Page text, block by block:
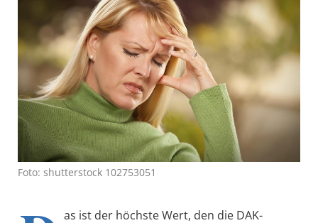
Foto: shutterstock 102753051
as ist der höchste Wert, den die DAK-